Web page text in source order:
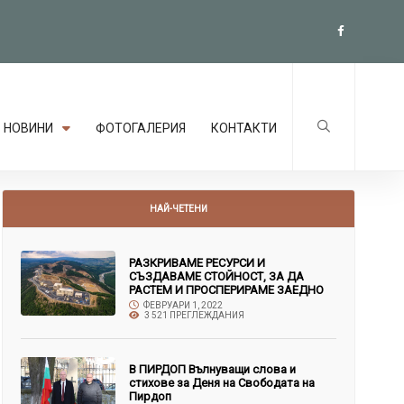
НОВИНИ ФОТОГАЛЕРИЯ КОНТАКТИ
НАЙ-ЧЕТЕНИ
РАЗКРИВАМЕ РЕСУРСИ И
СЪЗДАВАМЕ СТОЙНОСТ, ЗА ДА
РАСТЕМ И ПРОСПЕРИРАМЕ ЗАЕДНО
ФЕВРУАРИ 1, 2022
3 521 ПРЕГЛЕЖДАНИЯ
В ПИРДОП Вълнуващи слова и
стихове за Деня на Свободата на
Пирдоп